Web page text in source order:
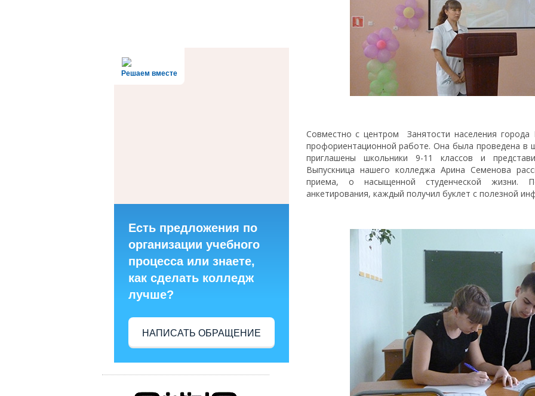
Совместно с центром Занятости населения
профориентационной работе. Она была проведена в
приглашены школьники 9-11 классов и
Выпускница нашего колледжа Арина Семенова
приема, о насыщенной студенческой жизни.
анкетирования, каждый получил буклет с полезной
Решаем вместе
Есть предложения по
организации учебного
процесса или знаете,
как сделать колледж
лучше?
НАПИСАТЬ ОБРАЩЕНИЕ